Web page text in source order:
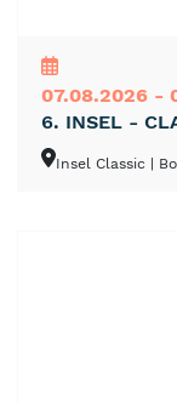
07.08.2026 -
6. INSEL -
Insel Classic |